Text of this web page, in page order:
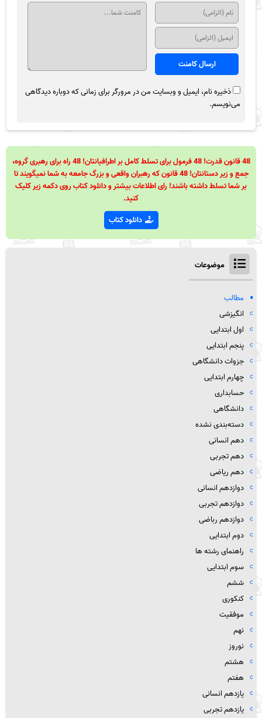
ذخیره نام، ایمیل و وبسایت من در مرورگر برای زمانی که دوباره دیدگاهی
می‌نویسم.
48 قانون قدرت! 48 فرمول برای تسلط کامل بر اطرافیانتان! 48 راه برای رهبری گروه،
جمع و زیر دستانتان! 48 قانون که رهبران واقعی و بزرگ جامعه به شما نمیگویند تا
بر شما تسلط داشته باشند! رای اطلاعات بیشتر و دانلود کتاب روی دکمه زیر کلیک
کنید.
دانلود کتاب
موضوعات
مطالب
انگیزشی
اول ابتدایی
پنجم ابتدایی
جزوات دانشگاهی
چهارم ابتدایی
حسابداری
دانشگاهی
دسته‌بندی نشده
دهم انسانی
دهم تجربی
دهم ریاضی
دوازدهم انسانی
دوازدهم تجربی
دوازدهم رباضی
دوم ابتدایی
راهنمای رشته ها
سوم ابتدایی
ششم
کنکوری
موفقیت
نهم
نوروز
هشتم
هفتم
یازدهم انسانی
یازدهم تجربی